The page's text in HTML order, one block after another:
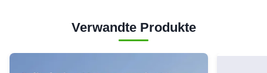
Verwandte Produkte